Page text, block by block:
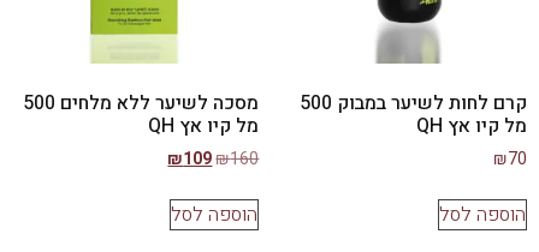
קרם לחות לשיער במבוק 500
מל קיו אץ QH
₪70
הוספה לסל
מסכה לשיער ללא מלחים 500
מל קיו אץ QH
₪160
₪109
הוספה לסל